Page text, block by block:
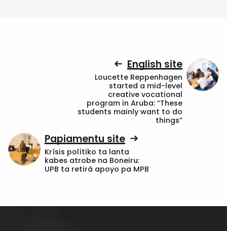
English site
Loucette Reppenhagen
started a mid-level
creative vocational
program in Aruba: “These
students mainly want to do
things”
Papiamentu site
Krísis polítiko ta lanta
kabes atrobe na Boneiru:
UPB ta retirá apoyo pa MPB